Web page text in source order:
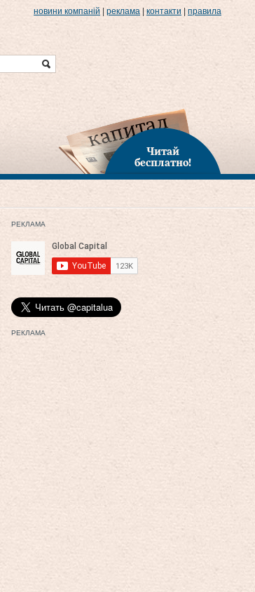
новини компаній реклама контакти правила
Читай
бесплатно!
РЕКЛАМА
РЕКЛАМА